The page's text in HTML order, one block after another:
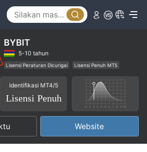
BYBIT
5-10 tahun
Lisensi Peraturan Dicurigai
Lisensi Penuh MT5
Bisnis Global
Potensi risiko tinggi
Identifikasi MT4/5
Lisensi Penuh
Website